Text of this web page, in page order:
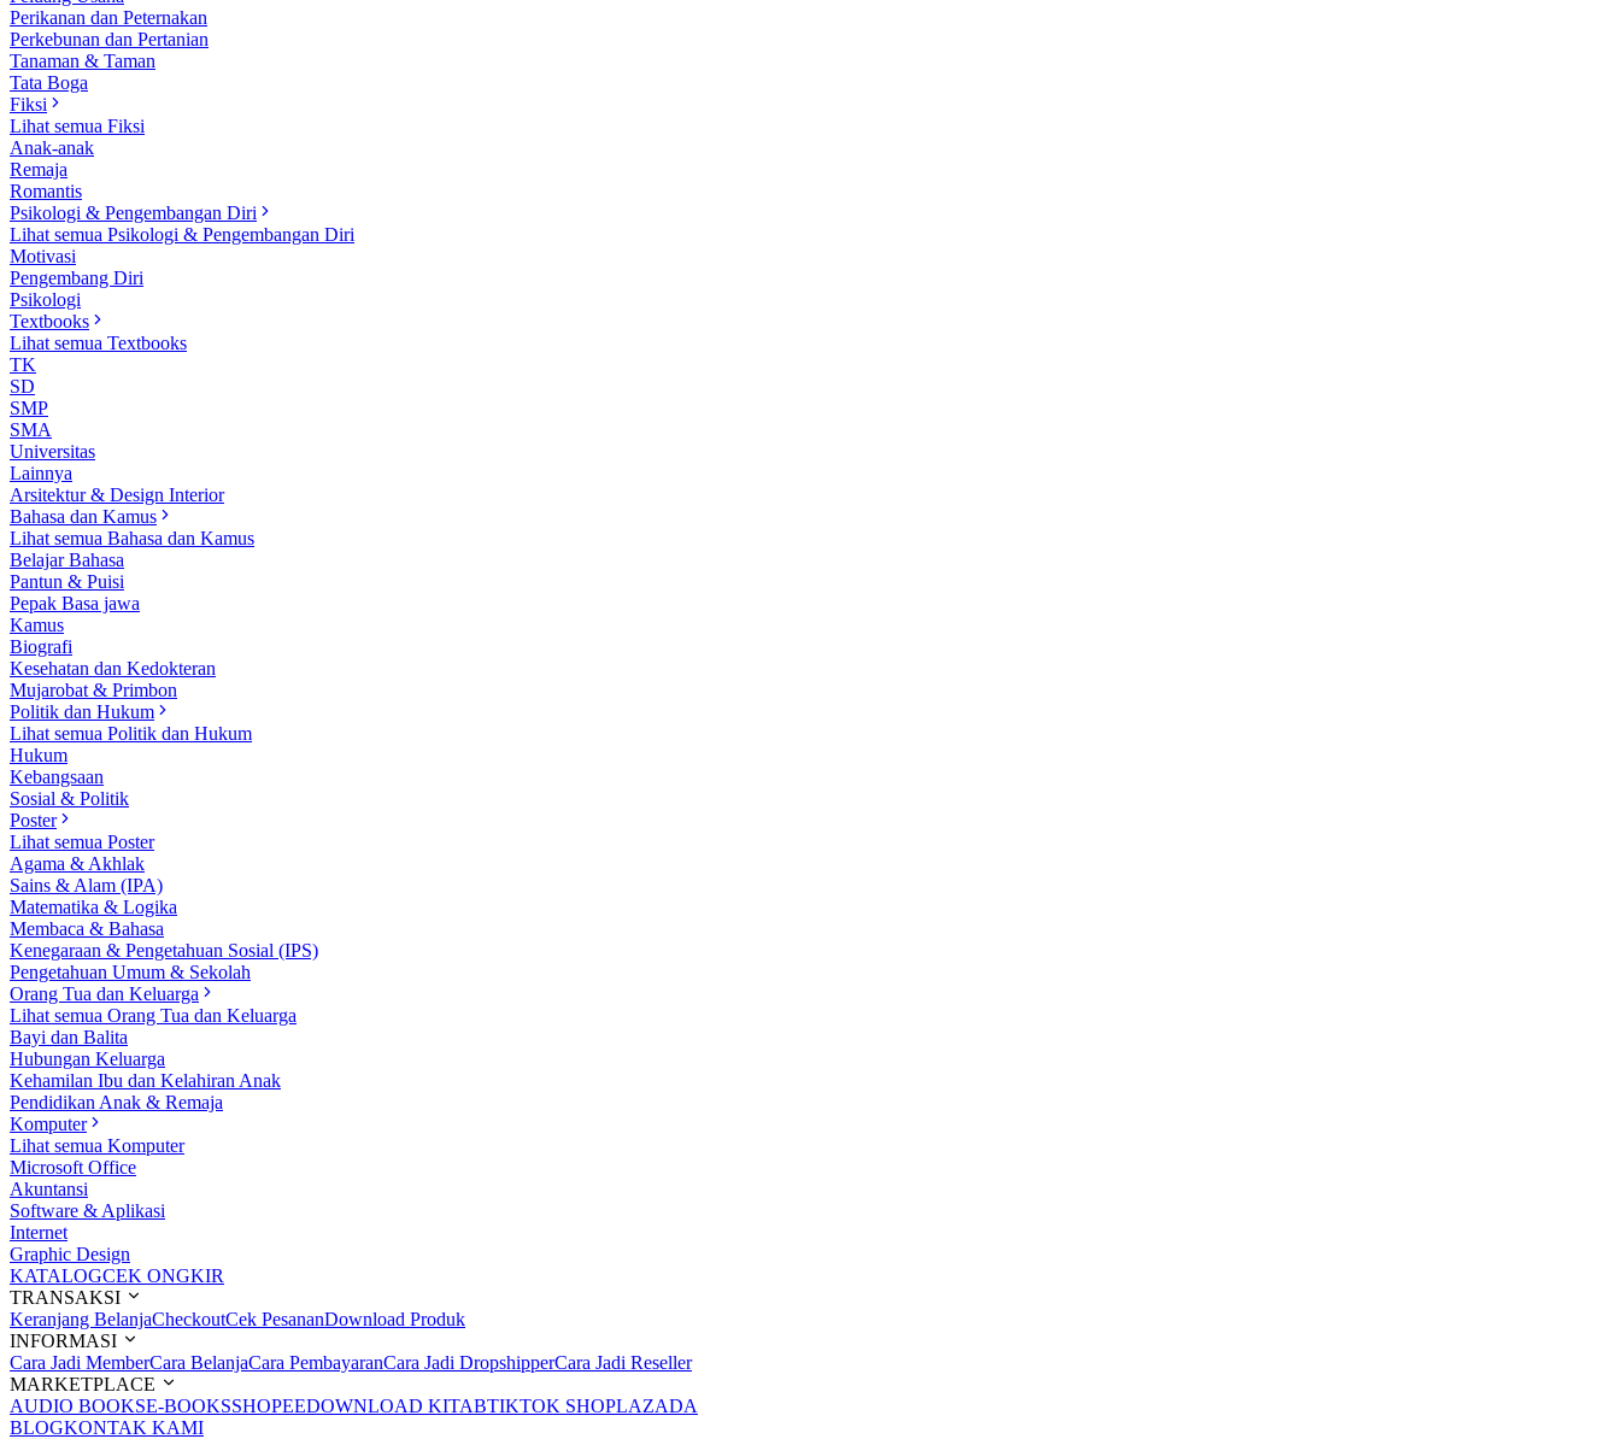
Perikanan dan Peternakan
Perkebunan dan Pertanian
Tanaman & Taman
Tata Boga
Fiksi
Lihat semua Fiksi
Anak-anak
Remaja
Romantis
Psikologi & Pengembangan Diri
Lihat semua Psikologi & Pengembangan Diri
Motivasi
Pengembang Diri
Psikologi
Textbooks
Lihat semua Textbooks
TK
SD
SMP
SMA
Universitas
Lainnya
Arsitektur & Design Interior
Bahasa dan Kamus
Lihat semua Bahasa dan Kamus
Belajar Bahasa
Pantun & Puisi
Pepak Basa jawa
Kamus
Biografi
Kesehatan dan Kedokteran
Mujarobat & Primbon
Politik dan Hukum
Lihat semua Politik dan Hukum
Hukum
Kebangsaan
Sosial & Politik
Poster
Lihat semua Poster
Agama & Akhlak
Sains & Alam (IPA)
Matematika & Logika
Membaca & Bahasa
Kenegaraan & Pengetahuan Sosial (IPS)
Pengetahuan Umum & Sekolah
Orang Tua dan Keluarga
Lihat semua Orang Tua dan Keluarga
Bayi dan Balita
Hubungan Keluarga
Kehamilan Ibu dan Kelahiran Anak
Pendidikan Anak & Remaja
Komputer
Lihat semua Komputer
Microsoft Office
Akuntansi
Software & Aplikasi
Internet
Graphic Design
KATALOGCEK ONGKIR
TRANSAKSI
Keranjang BelanjaCheckoutCek PesananDownload Produk
INFORMASI
Cara Jadi MemberCara BelanjaCara PembayaranCara Jadi DropshipperCara Jadi Reseller
MARKETPLACE
AUDIO BOOKSE-BOOKSSHOPEEDOWNLOAD KITABTIKTOK SHOPLAZADA
BLOGKONTAK KAMI